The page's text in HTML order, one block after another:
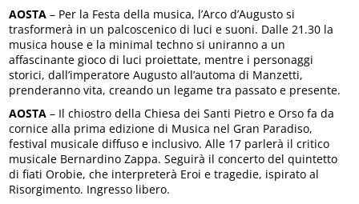
AOSTA – Per la Festa della musica, l’Arco d’Augusto si
trasformerà in un palcoscenico di luci e suoni. Dalle 21.30 la
musica house e la minimal techno si uniranno a un
affascinante gioco di luci proiettate, mentre i personaggi
storici, dall’imperatore Augusto all’automa di Manzetti,
prenderanno vita, creando un legame tra passato e presente.
AOSTA – Il chiostro della Chiesa dei Santi Pietro e Orso fa da
cornice alla prima edizione di Musica nel Gran Paradiso,
festival musicale diffuso e inclusivo. Alle 17 parlerà il critico
musicale Bernardino Zappa. Seguirà il concerto del quintetto
di fiati Orobie, che interpreterà Eroi e tragedie, ispirato al
Risorgimento. Ingresso libero.